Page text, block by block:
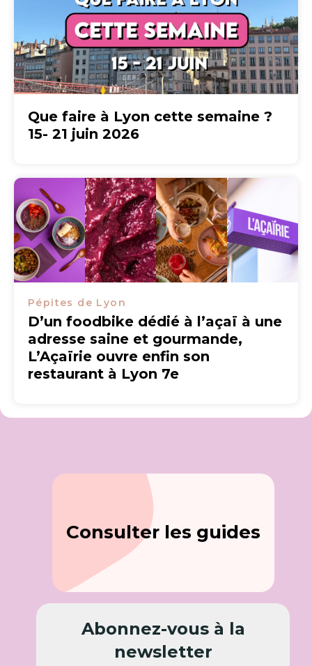
Que faire à Lyon cette semaine ?
15- 21 juin 2026
Pépites de Lyon
D’un foodbike dédié à l’açaï à une
adresse saine et gourmande,
L’Açaïrie ouvre enfin son
restaurant à Lyon 7e
Consulter les guides
Abonnez-vous à la
newsletter